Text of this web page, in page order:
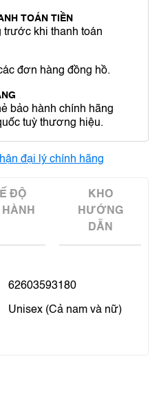
TOÁN TIỀN
trước khi thanh toán
đơn hàng đồng hồ.
bảo hành chính hãng
tuỳ thương hiệu.
đại lý chính hãng
ĐỘ
KHO
HƯỚNG
DẪN
62603593180
Unisex (Cả nam và nữ)